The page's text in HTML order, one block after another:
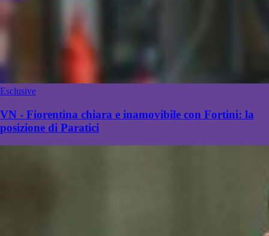
Esclusive
VN - Fiorentina chiara e inamovibile con Fortini: la
posizione di Paratici